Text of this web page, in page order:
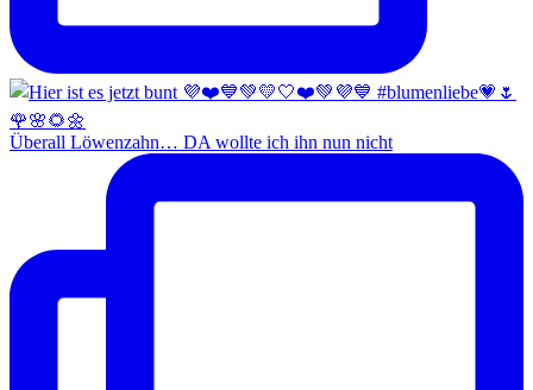
Überall Löwenzahn… DA wollte ich ihn nun nicht